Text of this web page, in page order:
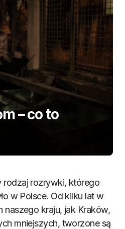
– co to
rodzaj rozrywki, którego
w Polsce. Od kilku lat w
naszego kraju, jak Kraków,
mniejszych, tworzone są